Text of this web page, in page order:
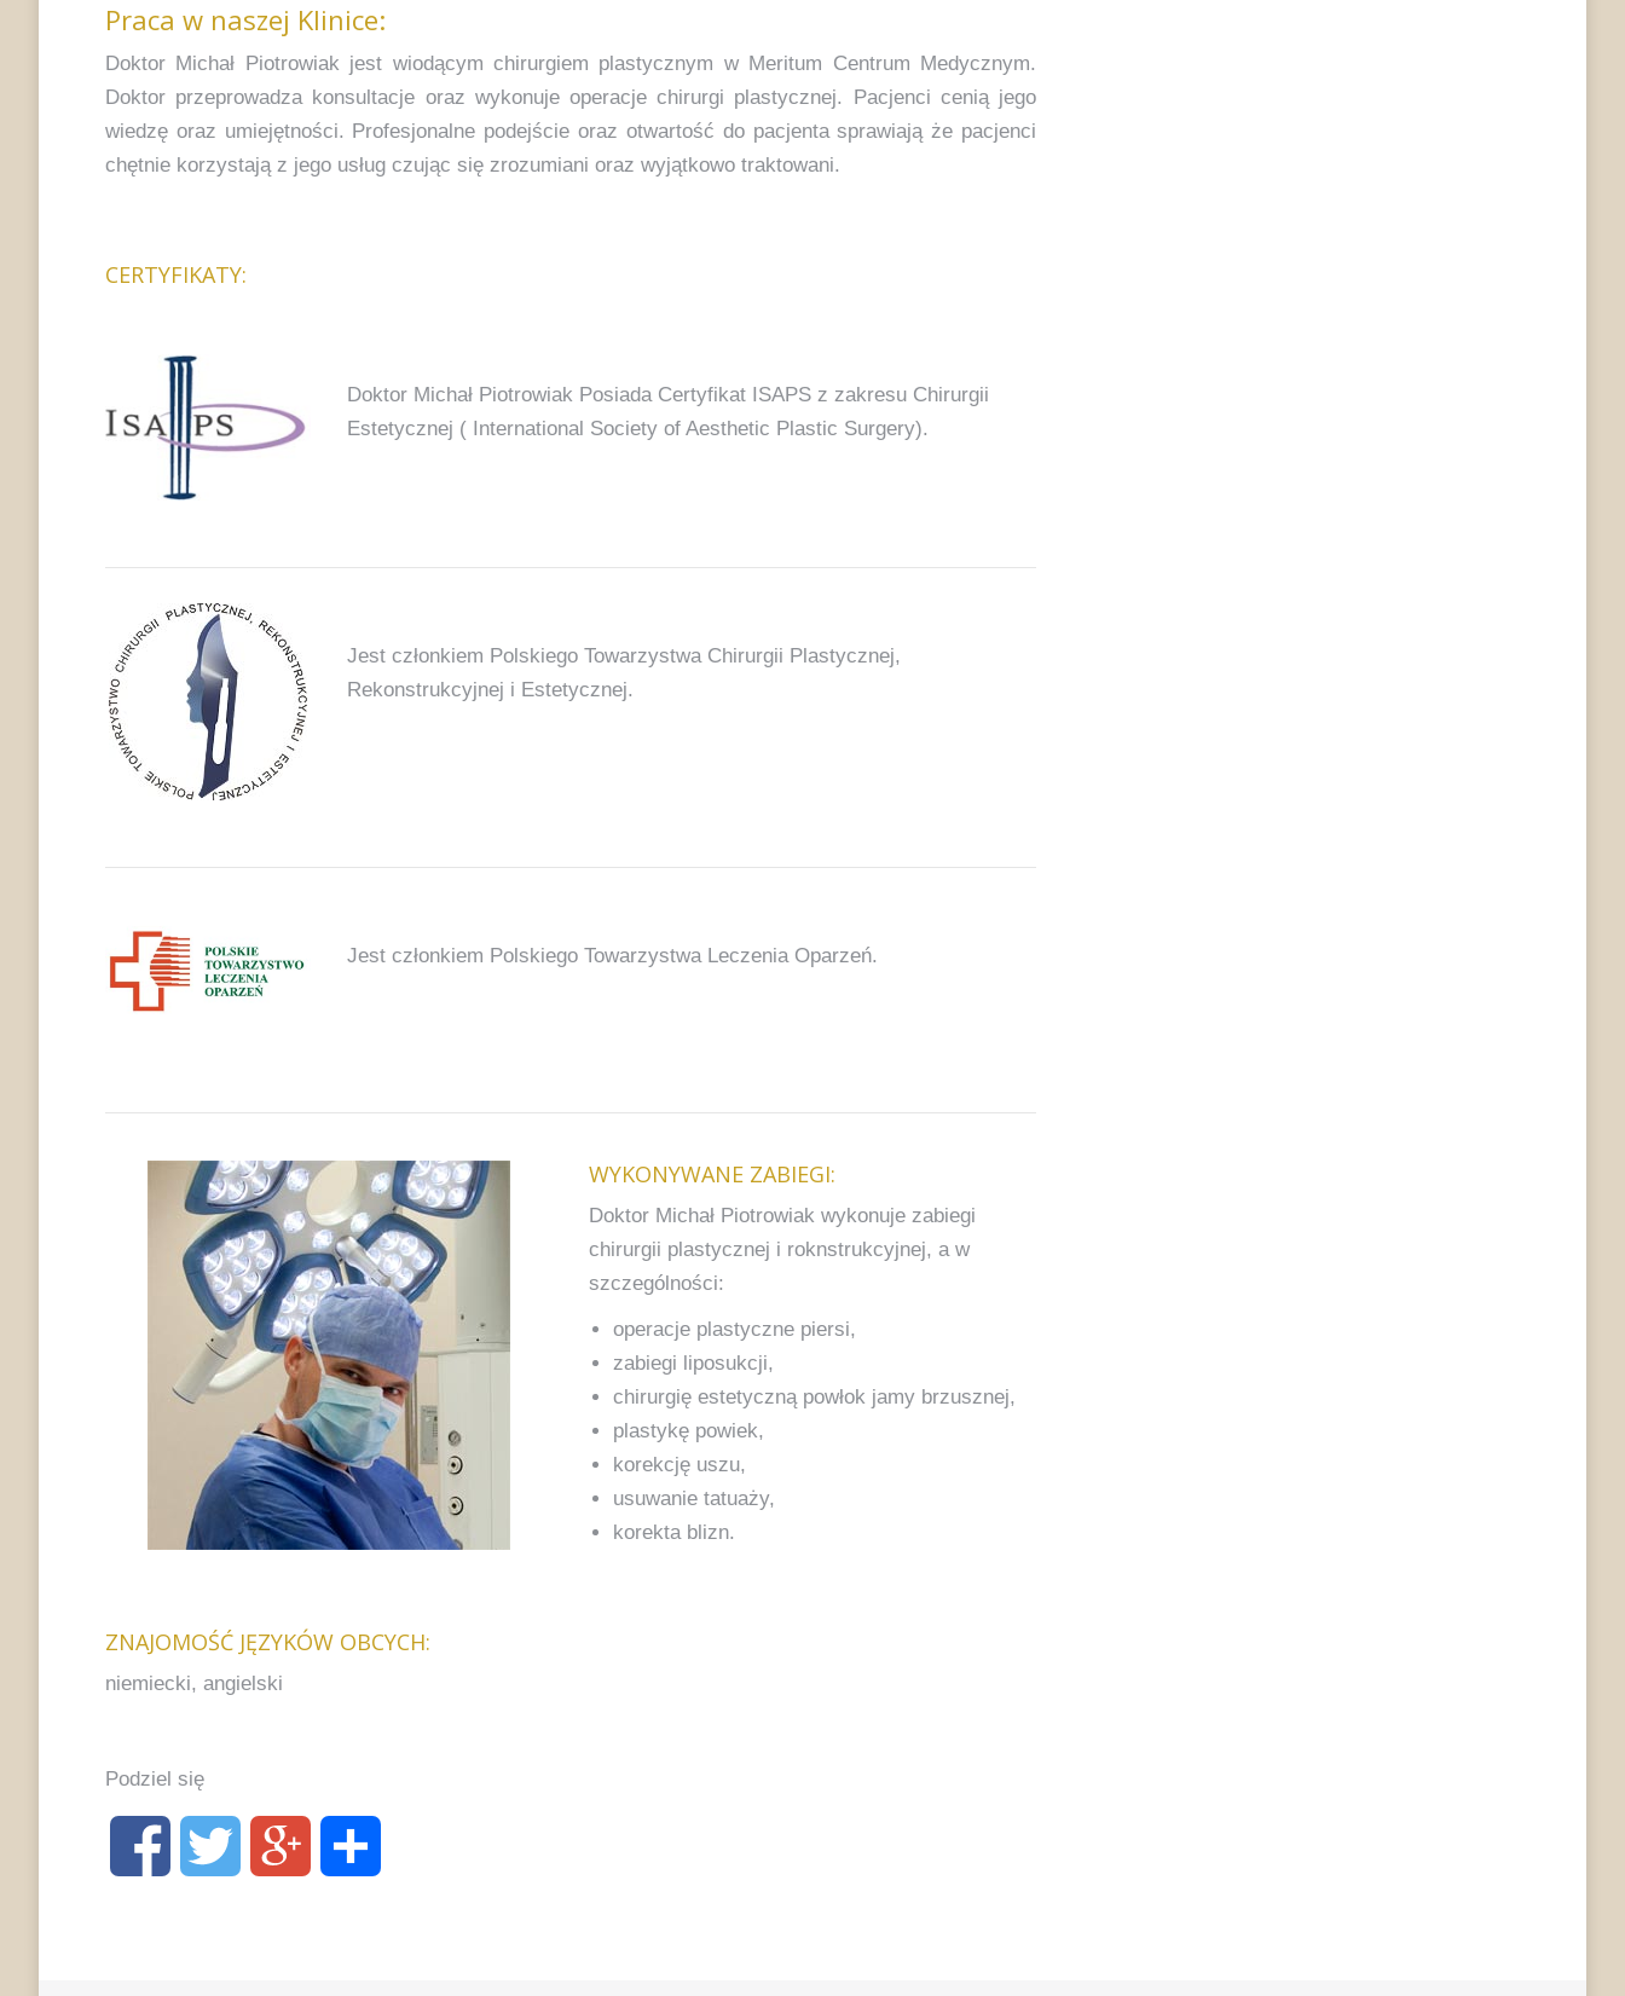
Praca w naszej Klinice:
Doktor Michał Piotrowiak jest wiodącym chirurgiem plastycznym w Meritum Centrum Medycznym.
Doktor przeprowadza konsultacje oraz wykonuje operacje chirurgi plastycznej. Pacjenci cenią jego
wiedzę oraz umiejętności. Profesjonalne podejście oraz otwartość do pacjenta sprawiają że pacjenci
chętnie korzystają z jego usług czując się zrozumiani oraz wyjątkowo traktowani.
CERTYFIKATY:
Doktor Michał Piotrowiak Posiada Certyfikat ISAPS z zakresu Chirurgii
Estetycznej ( International Society of Aesthetic Plastic Surgery).
Jest członkiem Polskiego Towarzystwa Chirurgii Plastycznej,
Rekonstrukcyjnej i Estetycznej.
Jest członkiem Polskiego Towarzystwa Leczenia Oparzeń.
WYKONYWANE ZABIEGI:
Doktor Michał Piotrowiak wykonuje zabiegi
chirurgii plastycznej i roknstrukcyjnej, a w
szczególności:
operacje plastyczne piersi,
zabiegi liposukcji,
chirurgię estetyczną powłok jamy brzusznej,
plastykę powiek,
korekcję uszu,
usuwanie tatuaży,
korekta blizn.
ZNAJOMOŚĆ JĘZYKÓW OBCYCH:
niemiecki, angielski
Podziel się